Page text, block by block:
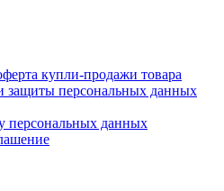
купли-продажи товара
защиты персональных данных
персональных данных